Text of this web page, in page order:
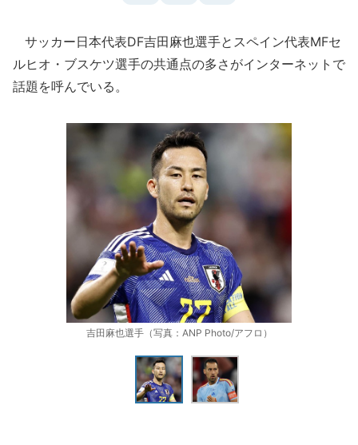
サッカー日本代表DF吉田麻也選手とスペイン代表MFセ
ルヒオ・ブスケツ選手の共通点の多さがインターネットで
話題を呼んでいる。
吉田麻也選手（写真：ANP Photo/アフロ）